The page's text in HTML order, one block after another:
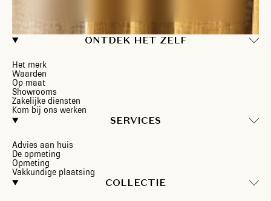
ONTDEK HET ZELF
Het merk
Waarden
Op maat
Showrooms
Zakelijke diensten
Kom bij ons werken
SERVICES
Advies aan huis
De opmeting
Opmeting
Vakkundige plaatsing
COLLECTIE